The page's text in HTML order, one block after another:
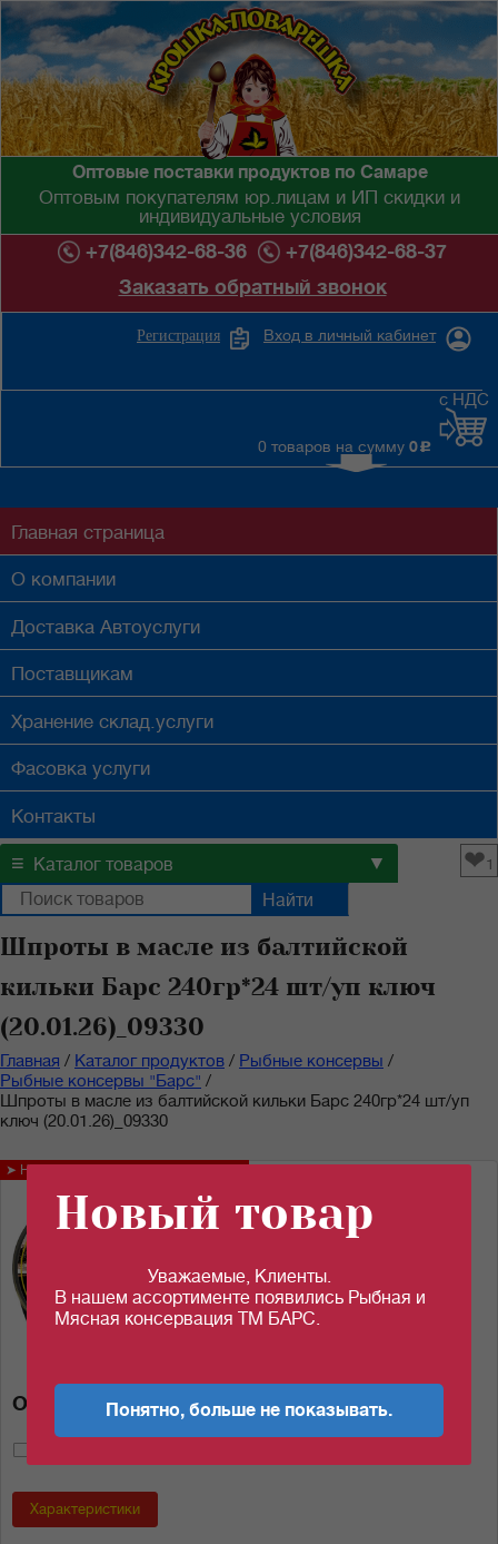
Оптовые поставки продуктов по Самаре
Оптовым покупателям юр.лицам и ИП скидки и
индивидуальные условия
+7(846)342-68-36
+7(846)342-68-37
Заказать обратный звонок
Вход в личный кабинет
Регистрация
0 товаров на сумму 0 c
с НДС
Главная страница
О компании
Доставка Автоуслуги
Поставщикам
Хранение склад.услуги
Фасовка услуги
Контакты
≡ Каталог товаров ▼ ❤1
Шпроты в масле из балтийской
кильки Барс 240гр*24 шт/уп ключ
(20.01.26)_09330
Главная / Каталог продуктов / Рыбные консервы /
Рыбные консервы "Барс" /
Шпроты в масле из балтийской кильки Барс 240гр*24 шт/уп
ключ (20.01.26)_09330
➤ Новинка!
Описание товара
Характеристики
Новый товар
Уважаемые, Клиенты.
В нашем ассортименте появились Рыбная и
Мясная консервация ТМ БАРС.
Понятно, больше не показывать.